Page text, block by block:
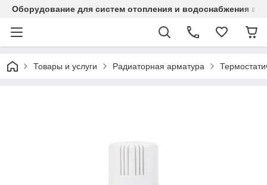
Оборудование для систем отопления и водоснабжения в
Товары и услуги Радиаторная арматура